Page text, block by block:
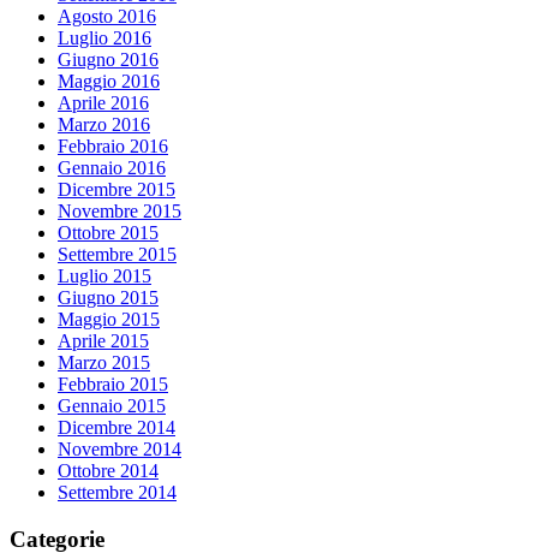
Agosto 2016
Luglio 2016
Giugno 2016
Maggio 2016
Aprile 2016
Marzo 2016
Febbraio 2016
Gennaio 2016
Dicembre 2015
Novembre 2015
Ottobre 2015
Settembre 2015
Luglio 2015
Giugno 2015
Maggio 2015
Aprile 2015
Marzo 2015
Febbraio 2015
Gennaio 2015
Dicembre 2014
Novembre 2014
Ottobre 2014
Settembre 2014
Categorie